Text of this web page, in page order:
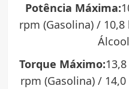
Potência Máxima:
rpm (Gasolina) / 10,8
Torque Máximo:
rpm (Gasolina) /